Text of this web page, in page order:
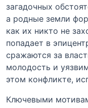
загадочных
а родные земли
как их никто не
попадает в
сражаются за
молодость и
этом конфликте,
Ключевыми